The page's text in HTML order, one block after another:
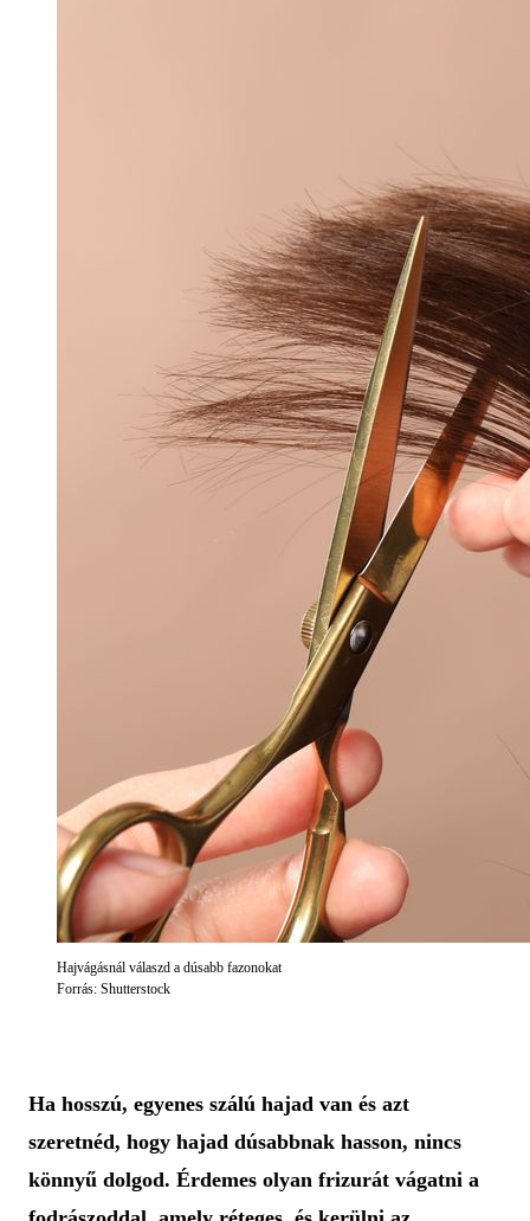
Hajvágásnál válaszd a dúsabb fazonokat
Forrás: Shutterstock
Ha hosszú, egyenes szálú hajad van és azt
szeretnéd, hogy hajad dúsabbnak hasson, nincs
könnyű dolgod. Érdemes olyan frizurát vágatni a